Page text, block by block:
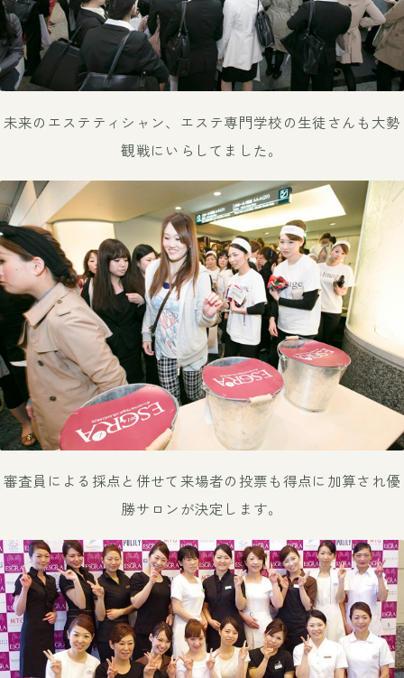
未来のエステティシャン、エステ専門学校の生徒さんも大勢
観戦にいらしてました。
審査員による採点と併せて来場者の投票も得点に加算され優
勝サロンが決定します。